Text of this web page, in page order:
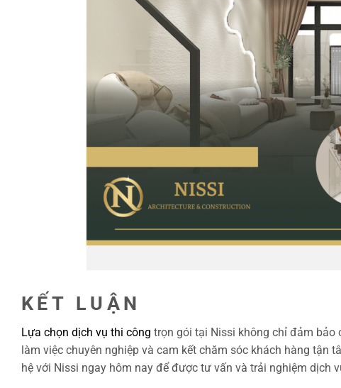
Hoàn
KẾT LUẬN
Lựa chọn dịch vụ thi công trọn gói tại Nissi không chỉ đảm bảo
làm việc chuyên nghiệp và cam kết chăm sóc khách hàng
hệ với Nissi ngay hôm nay để được tư vấn và trải nghiệm dịch